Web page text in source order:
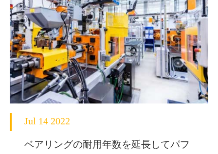
Jul 14 2022
ベアリングの耐用年数を延長してパフ